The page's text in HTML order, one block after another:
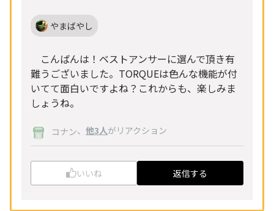
やまばやし
こんばんは！ベストアンサーに選んで頂き有
難うございました。TORQUEは色んな機能が付
いてて面白いですよね？これからも、楽しみま
しょうね。
コナン、 他3人がリアクション
いいね 返信する